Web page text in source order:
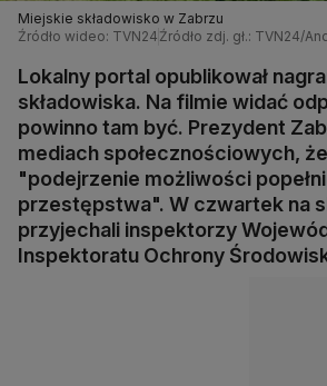
Miejskie składowisko w Zabrzu
Źródło wideo: TVN24 Źródło zdj. gł.: TVN24/
Lokalny portal opublikował
składowiska. Na filmie widać
powinno tam być. Prezydent
mediach społecznościowych,
"podejrzenie możliwości
przestępstwa". W czwartek na
przyjechali inspektorzy
Inspektoratu Ochrony